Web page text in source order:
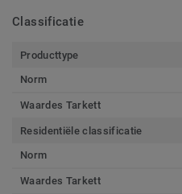
Classificatie
Producttype
Norm
Waardes Tarkett
Residentiële classificatie
Norm
Waardes Tarkett